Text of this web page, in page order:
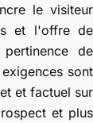
le visiteur
et l'offre de
de
sont
et factuel sur
et plus